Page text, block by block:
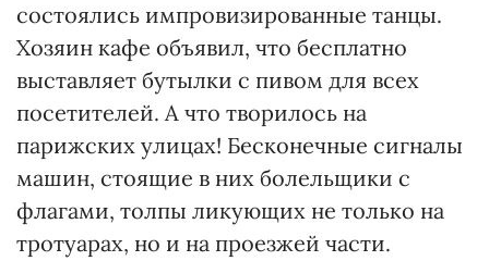
состоялись импровизированные танцы.
Хозяин кафе объявил, что бесплатно
выставляет бутылки с пивом для всех
посетителей. А что творилось на
парижских улицах! Бесконечные сигналы
машин, стоящие в них болельщики с
флагами, толпы ликующих не только на
тротуарах, но и на проезжей части.